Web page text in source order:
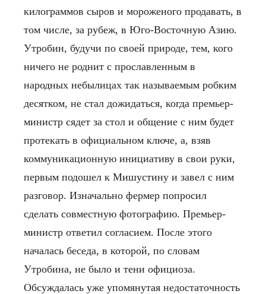
килограммов сыров и мороженого продавать, в
том числе, за рубеж, в Юго-Восточную Азию.
Утробин, будучи по своей природе, тем, кого
ничего не роднит с прославленным в
народных небылицах так называемым робким
десятком, не стал дожидаться, когда премьер-
министр сядет за стол и общение с ним будет
протекать в официальном ключе, а, взяв
коммуникационную инициативу в свои руки,
первым подошел к Мишустину и завел с ним
разговор. Изначально фермер попросил
сделать совместную фотографию. Премьер-
министр ответил согласием. После этого
началась беседа, в которой, по словам
Утробина, не было и тени официоза.
Обсуждалась уже упомянутая недостаточность